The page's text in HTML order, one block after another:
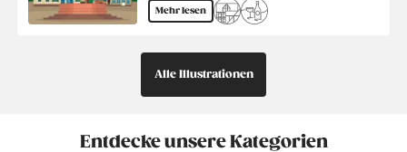
Mehr lesen
Alle Illustrationen
Entdecke unsere Kategorien